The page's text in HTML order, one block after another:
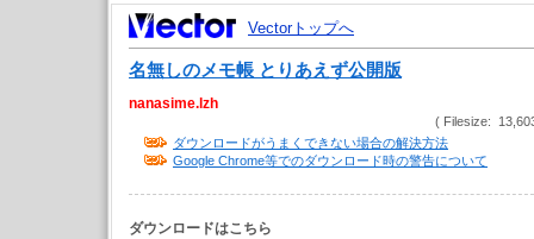
Vectorトップへ
名無しのメモ帳 とりあえず公開版
nanasime.lzh
( Filesize:
ダウンロードがうまくできない場合の解決方法
Google Chrome等でのダウンロード時の警告について
ダウンロードはこちら